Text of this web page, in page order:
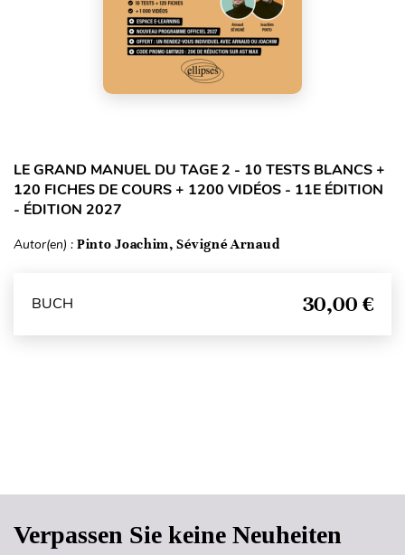
LE GRAND MANUEL DU TAGE 2 - 10 TESTS BLANCS +
120 FICHES DE COURS + 1200 VIDÉOS - 11E ÉDITION
- ÉDITION 2027
Autor(en) : Pinto Joachim, Sévigné Arnaud
BUCH 30,00 €
Verpassen Sie keine Neuheiten